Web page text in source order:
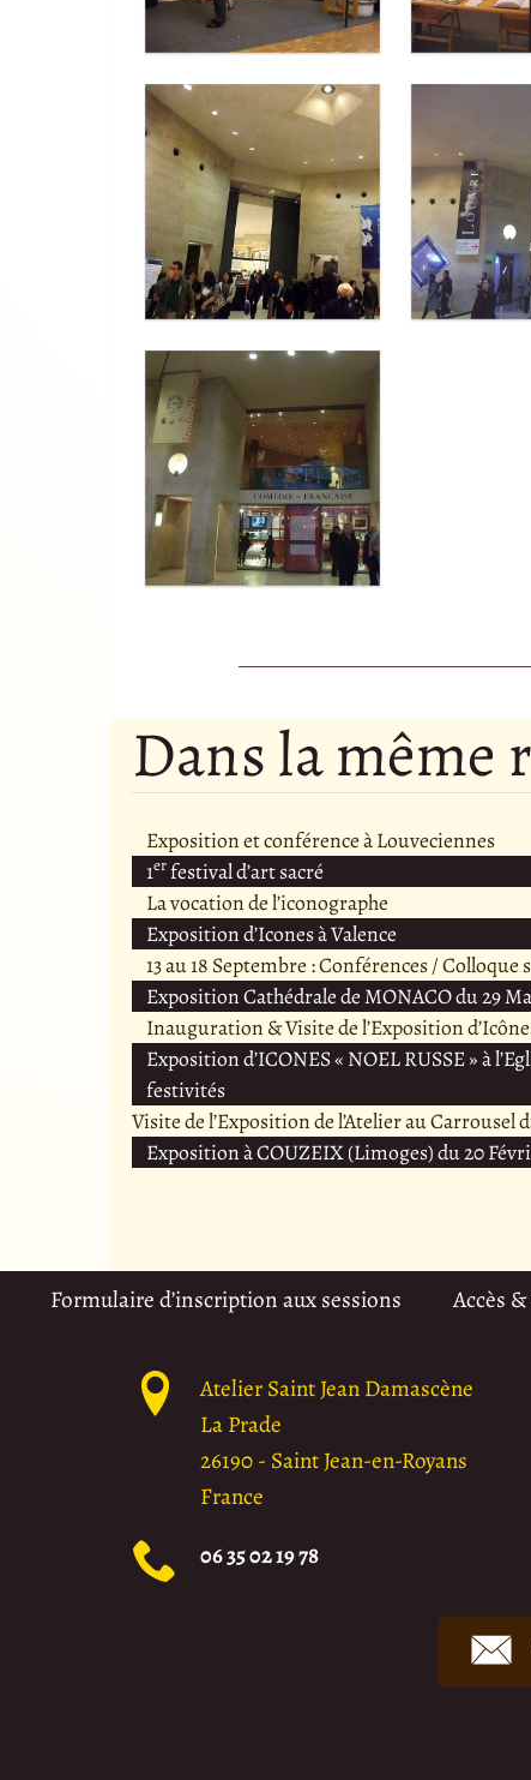
Dans la
Exposition et conférence à Louveciennes
1erfestival d’art sacré
La vocation de l’iconographe
Exposition d’Icones à Valence
13 au 18 Septembre : Conférences / Colloque
Exposition Cathédrale de MONACO du 29
Inauguration & Visite de l’Exposition
Exposition d’ICONES « NOEL RUSSE » à
festivités
Visite de l’Exposition de l’Atelier au Carrousel
Exposition à COUZEIX (Limoges) du 20
Formulaire d’inscription aux sessions Accès
Atelier Saint Jean Damascène
La Prade
26190- Saint Jean-en-Royans
France
06 35 02 19 78